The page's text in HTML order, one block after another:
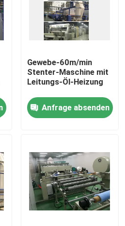
Gewebe-60m/min
Stenter-Maschine mit
Leitungs-Öl-Heizung
Anfrage absenden